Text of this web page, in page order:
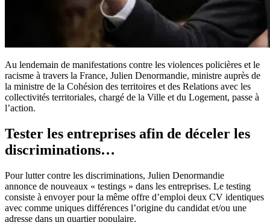
Au lendemain de manifestations contre les violences policières et le
racisme à travers la France, Julien Denormandie, ministre auprès de
la ministre de la Cohésion des territoires et des Relations avec les
collectivités territoriales, chargé de la Ville et du Logement, passe à
l’action.
Tester les entreprises afin de déceler les
discriminations…
Pour lutter contre les discriminations, Julien Denormandie
annonce de nouveaux « testings » dans les entreprises. Le testing
consiste à envoyer pour la même offre d’emploi deux CV identiques
avec comme uniques différences l’origine du candidat et/ou une
adresse dans un quartier populaire.